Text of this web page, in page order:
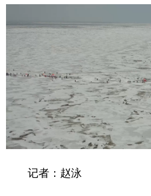
记者：赵泳